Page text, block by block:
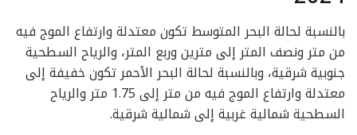
بالنسبة لحالة البحر المتوسط تكون معتدلة وارتفاع الموج فيه
من متر ونصف المتر إلى مترين وربع المتر، والرياح السطحية
جنوبية شرقية، وبالنسبة لحالة البحر الأحمر تكون خفيفة إلى
معتدلة وارتفاع الموج فيه من متر إلى 1.75 متر والرياح
السطحية شمالية غربية إلى شمالية شرقية.